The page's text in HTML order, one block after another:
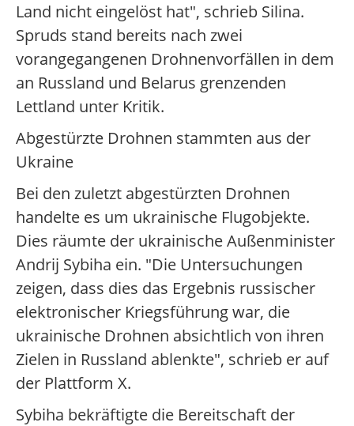
Land nicht eingelöst hat", schrieb Silina.
Spruds stand bereits nach zwei
vorangegangenen Drohnenvorfällen in dem
an Russland und Belarus grenzenden
Lettland unter Kritik.
Abgestürzte Drohnen stammten aus der
Ukraine
Bei den zuletzt abgestürzten Drohnen
handelte es um ukrainische Flugobjekte.
Dies räumte der ukrainische Außenminister
Andrij Sybiha ein. "Die Untersuchungen
zeigen, dass dies das Ergebnis russischer
elektronischer Kriegsführung war, die
ukrainische Drohnen absichtlich von ihren
Zielen in Russland ablenkte", schrieb er auf
der Plattform X.
Sybiha bekräftigte die Bereitschaft der